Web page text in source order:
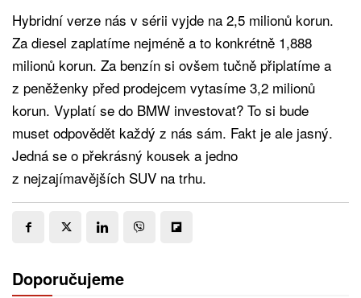
Hybridní verze nás v sérii vyjde na 2,5 milionů korun.
Za diesel zaplatíme nejméně a to konkrétně 1,888
milionů korun. Za benzín si ovšem tučně připlatíme a
z peněženky před prodejcem vytasíme 3,2 milionů
korun. Vyplatí se do BMW investovat? To si bude
muset odpovědět každý z nás sám. Fakt je ale jasný.
Jedná se o překrásný kousek a jedno
z nejzajímavějších SUV na trhu.
Doporučujeme